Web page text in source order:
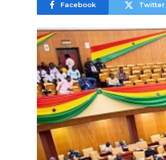
Facebook Twitter